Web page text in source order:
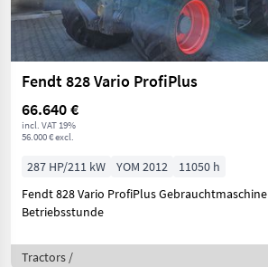
Fendt 828 Vario ProfiPlus
66.640 €
incl. VAT 19%
56.000 € excl.
287 HP/211 kW YOM 2012
11050 h
Fendt 828 Vario ProfiPlus Gebrauchtmaschine - Baujahr: 2012 -
Betriebsstunde
Tractors /